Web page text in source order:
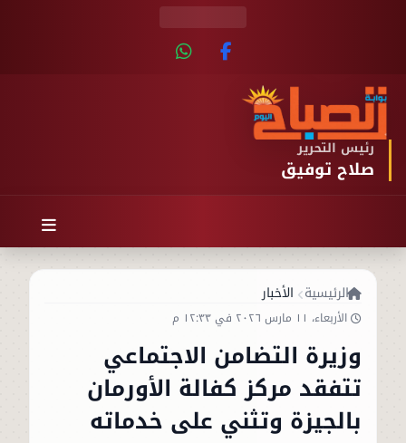
رئيس التحرير
صلاح توفيق
الرئيسية الأخبار
الأربعاء، ١١ مارس ٢٠٢٦ في ١٢:٣٣ م
وزيرة التضامن الاجتماعي
تتفقد مركز كفالة الأورمان
بالجيزة وتثني على خدماته